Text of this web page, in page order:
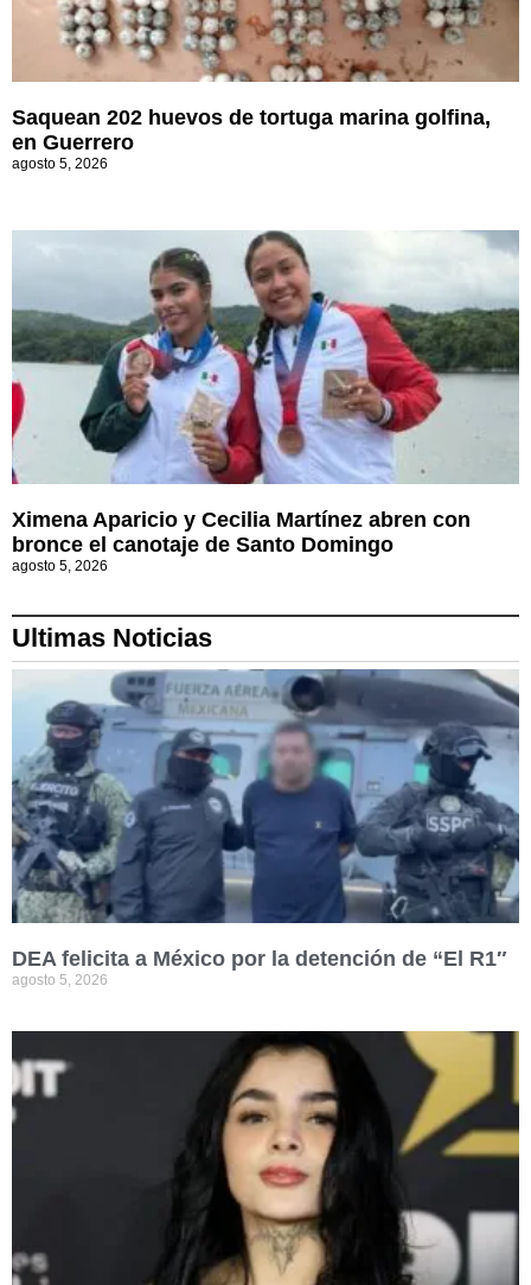
Saquean 202 huevos de tortuga marina golfina,
en Guerrero
agosto 5, 2026
Ximena Aparicio y Cecilia Martínez abren con
bronce el canotaje de Santo Domingo
agosto 5, 2026
Ultimas Noticias
DEA felicita a México por la detención de “El R1″
agosto 5, 2026